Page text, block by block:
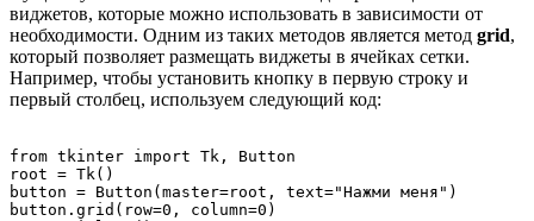
виджетов, которые можно использовать в зависимости от
необходимости. Одним из таких методов является метод grid,
который позволяет размещать виджеты в ячейках сетки.
Например, чтобы установить кнопку в первую строку и
первый столбец, используем следующий код:
from tkinter import Tk, Button
root = Tk()
button = Button(master=root, text="Нажми меня")
button.grid(row=0, column=0)